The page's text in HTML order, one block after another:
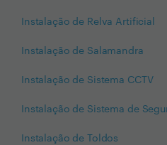
Instalação de Relva Artificial
Instalação de Salamandra
Instalação de Sistema CCTV
Instalação de Sistema de
Instalação de Toldos